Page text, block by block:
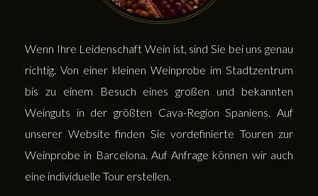
Wenn Ihre Leidenschaft Wein ist, sind Sie bei uns genau
richtig. Von einer kleinen Weinprobe im Stadtzentrum
bis zu einem Besuch eines großen und bekannten
Weinguts in der größten Cava-Region Spaniens. Auf
unserer Website finden Sie vordefinierte Touren zur
Weinprobe in Barcelona. Auf Anfrage können wir auch
eine individuelle Tour erstellen.